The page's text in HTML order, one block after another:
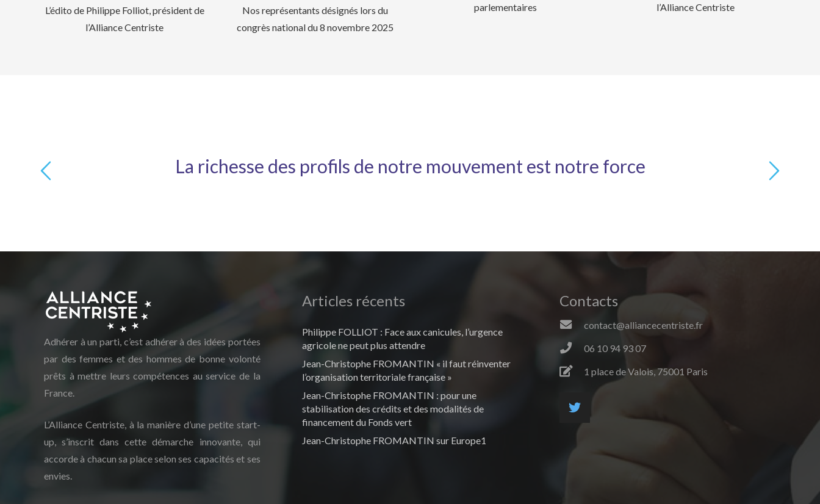
L’édito de Philippe Folliot, président de
l’Alliance Centriste
Nos représentants désignés lors du
congrès national du 8 novembre 2025
parlementaires
l’Alliance Centriste
La richesse des profils de notre mouvement est notre force
Adhérer à un parti, c’est adhérer à des idées portées
par des femmes et des hommes de bonne volonté
prêts à mettre leurs compétences au service de la
France.
L’Alliance Centriste, à la manière d’une petite start-
up, s’inscrit dans cette démarche innovante, qui
accorde à chacun sa place selon ses capacités et ses
envies.
Articles récents
Philippe FOLLIOT : Face aux canicules, l’urgence
agricole ne peut plus attendre
Jean-Christophe FROMANTIN « il faut réinventer
l’organisation territoriale française »
Jean-Christophe FROMANTIN : pour une
stabilisation des crédits et des modalités de
financement du Fonds vert
Jean-Christophe FROMANTIN sur Europe1
Contacts
contact@alliancecentriste.fr
06 10 94 93 07
1 place de Valois, 75001 Paris